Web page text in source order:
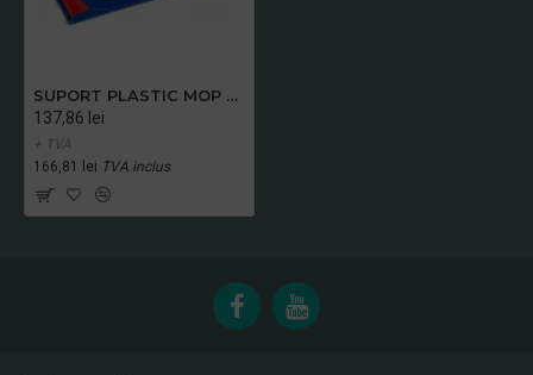
SUPORT PLASTIC MOP SPEEDY, 40X11 CM
137,86 lei
+ TVA
166,81 lei TVA inclus